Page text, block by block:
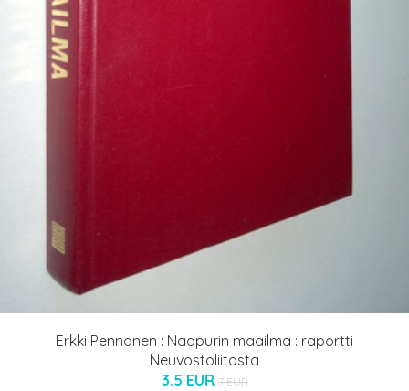
Erkki Pennanen : Naapurin maailma : raportti
Neuvostoliitosta
3.5 EUR 7 EUR